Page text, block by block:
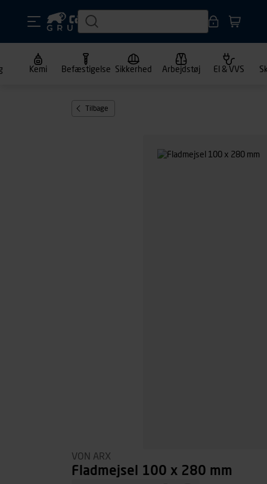
Kemi Befæstigelse Sikkerhed Arbejdstøj El & VVS
Tilbage
VON ARX
Fladmejsel 100 x 280 mm